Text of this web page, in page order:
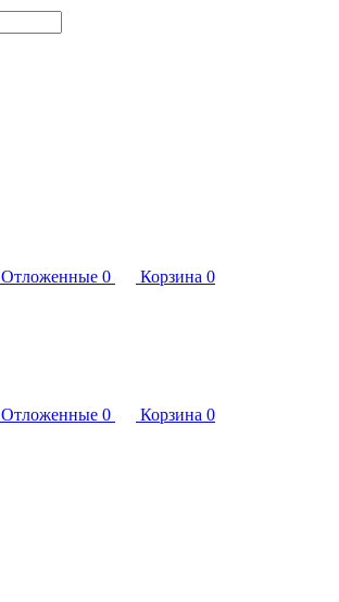
Отложенные 0 Корзина 0
Отложенные 0 Корзина 0